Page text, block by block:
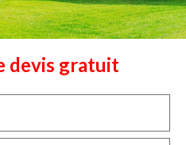
devis gratuit